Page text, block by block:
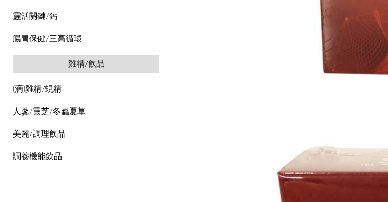
靈活關鍵/鈣
腸胃保健/三高循環
雞精/飲品
(滴)雞精/蜆精
人蔘/靈芝/冬蟲夏草
美麗/調理飲品
調養機能飲品